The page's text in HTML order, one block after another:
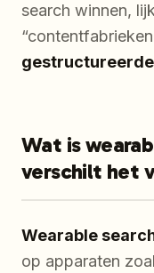
search winnen,
Wat is
verschilt het
Wearable
op apparaten